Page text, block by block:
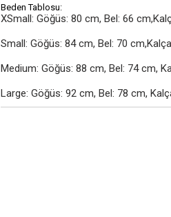
Beden Tablosu:
XSmall: Göğüs: 80 cm, Bel: 66
Small: Göğüs: 84 cm, Bel: 70
Medium: Göğüs: 88 cm, Bel: 74 cm,
Large: Göğüs: 92 cm, Bel: 78 cm,